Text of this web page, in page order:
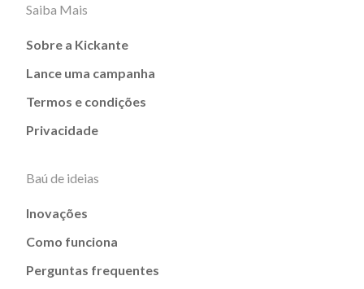
Saiba Mais
Sobre a Kickante
Lance uma campanha
Termos e condições
Privacidade
Baú de ideias
Inovações
Como funciona
Perguntas frequentes